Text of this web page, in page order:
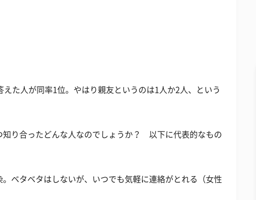
えた人が同率1位。やはり親友というのは1人か2人、という
知り合ったどんな人なのでしょうか？ 以下に代表的なもの
。ベタベタはしないが、いつでも気軽に連絡がとれる（女性